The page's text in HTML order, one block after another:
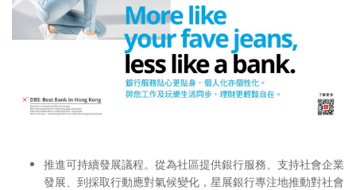
推進可持續發展議程。從為社區提供銀行服務、支持社會企業
發展、到採取行動應對氣候變化，星展銀行專注地推動對社會